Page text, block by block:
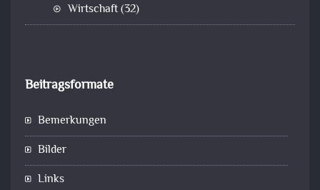
Wirtschaft(32)
Beitragsformate
Bemerkungen
Bilder
Links